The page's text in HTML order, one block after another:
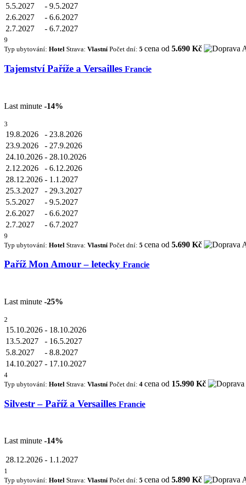
5.5.2027
- 9.5.2027
2.6.2027
- 6.6.2027
2.7.2027
- 6.7.2027
9
Typ ubytování: Hotel Strava: Vlastní Počet dní: 5 cena od 5.690 Kč
Tajemství Paříže a Versailles Francie
Last minute -14%
3
19.8.2026 - 23.8.2026
23.9.2026
- 27.9.2026
24.10.2026 - 28.10.2026
2.12.2026
- 6.12.2026
28.12.2026 - 1.1.2027
25.3.2027
- 29.3.2027
5.5.2027
- 9.5.2027
2.6.2027
- 6.6.2027
2.7.2027
- 6.7.2027
9
Typ ubytování: Hotel Strava: Vlastní Počet dní: 5 cena od 5.690 Kč
Paříž Mon Amour – letecky Francie
Last minute -25%
2
15.10.2026 - 18.10.2026
13.5.2027
- 16.5.2027
5.8.2027
- 8.8.2027
14.10.2027 - 17.10.2027
4
Typ ubytování: Hotel Strava: Vlastní Počet dní: 4 cena od 15.990 Kč
Silvestr – Paříž a Versailles Francie
Last minute -14%
28.12.2026 - 1.1.2027
1
Typ ubytování: Hotel Strava: Vlastní Počet dní: 5 cena od 5.890 Kč